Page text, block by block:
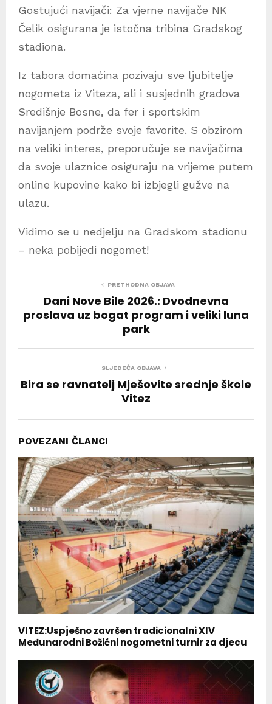
​Gostujući navijači: Za vjerne navijače NK
Čelik osigurana je istočna tribina Gradskog
stadiona.
​Iz tabora domaćina pozivaju sve ljubitelje
nogometa iz Viteza, ali i susjednih gradova
Središnje Bosne, da fer i sportskim
navijanjem podrže svoje favorite. S obzirom
na veliki interes, preporučuje se navijačima
da svoje ulaznice osiguraju na vrijeme putem
online kupovine kako bi izbjegli gužve na
ulazu.
​Vidimo se u nedjelju na Gradskom stadionu
– neka pobijedi nogomet!
PRETHODNA OBJAVA
Dani Nove Bile 2026.: Dvodnevna
proslava uz bogat program i veliki luna
park
SLJEDEĆA OBJAVA
Bira se ravnatelj Mješovite srednje škole
Vitez
POVEZANI ČLANCI
VITEZ:Uspješno završen tradicionalni XIV
Međunarodni Božićni nogometni turnir za djecu